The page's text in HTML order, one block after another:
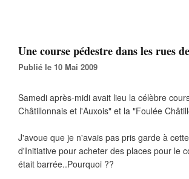
Une course pédestre dans les rues
Publié le 10 Mai 2009
Samedi après-midi avait lieu la célèbre
Châtillonnais et l'Auxois" et la "Foulée
J'avoue que je n'avais pas pris garde à
d'Initiative pour acheter des places pour le
était barrée..Pourquoi ??